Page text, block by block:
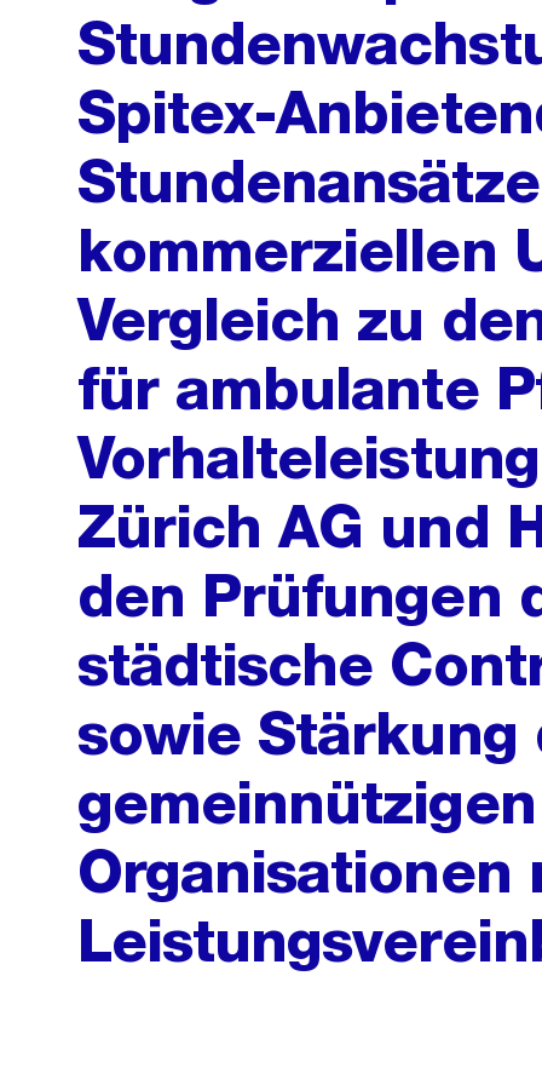
Spitex-
kommerziellen
Vergleich zu
für ambulante
Zürich AG und
den Prüfungen
städtische
sowie Stärkung
Organisationen